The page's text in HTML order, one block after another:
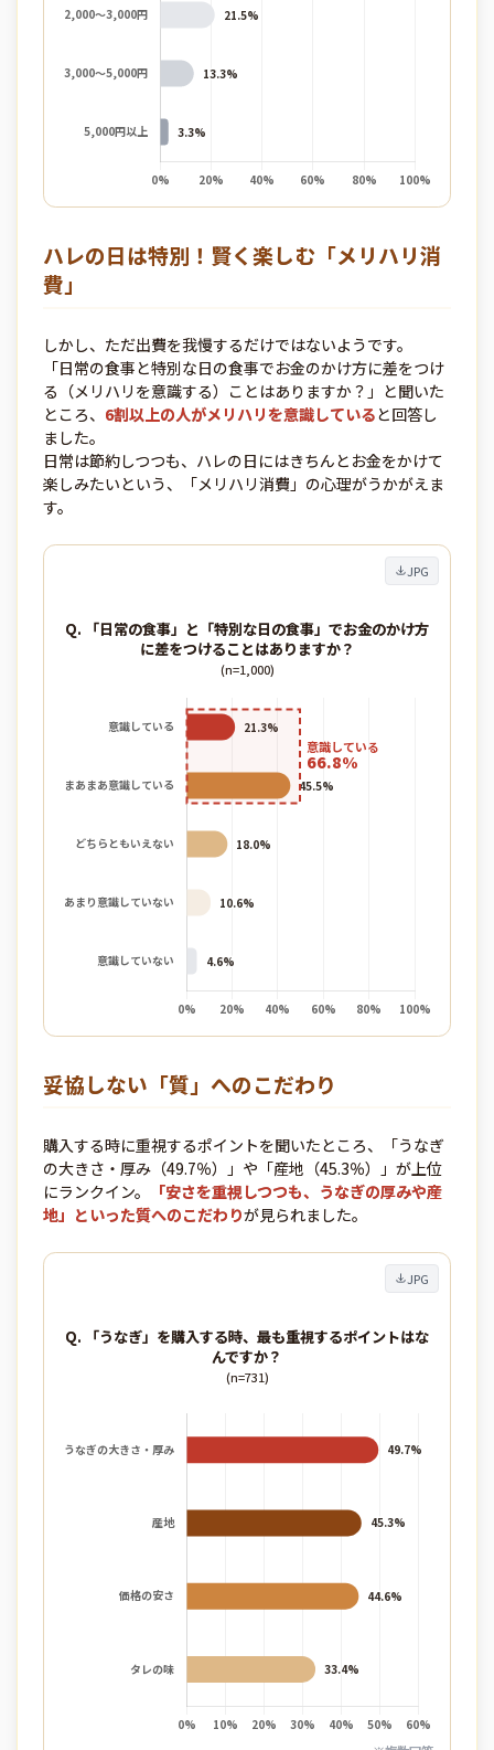
ハレの日は特別！賢く楽しむ「メリハリ消
費」
しかし、ただ出費を我慢するだけではないようです。
「日常の食事と特別な日の食事でお金のかけ方に差をつけ
る（メリハリを意識する）ことはありますか？」と聞いた
ところ、 6割以上の人がメリハリを意識していると回答し
ました。
日常は節約しつつも、ハレの日にはきちんとお金をかけて
楽しみたいという、「メリハリ消費」の心理がうかがえま
す。
JPG
Q. 「日常の食事」と「特別な日の食事」でお金のかけ方
に差をつけることはありますか？
(n=1,000)
妥協しない「質」へのこだわり
購入する時に重視するポイントを聞いたところ、「うなぎ
の大きさ・厚み（49.7％）」や「産地（45.3％）」が上位
にランクイン。
「安さを重視しつつも、うなぎの厚みや産
地」といった質へのこだわりが見られました。
JPG
Q. 「うなぎ」を購入する時、最も重視するポイントはな
んですか？
(n=731)